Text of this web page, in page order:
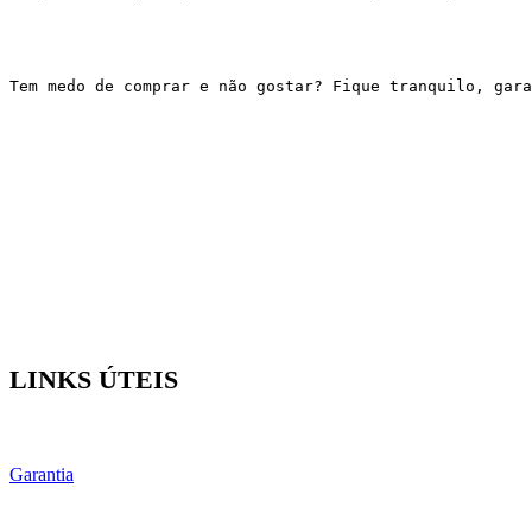
Tem medo de comprar e não gostar? Fique tranquilo,
LINKS ÚTEIS
Garantia